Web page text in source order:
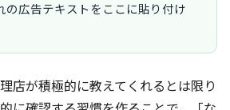
の広告テキストをここに貼り付け
店が積極的に教えてくれるとは限り